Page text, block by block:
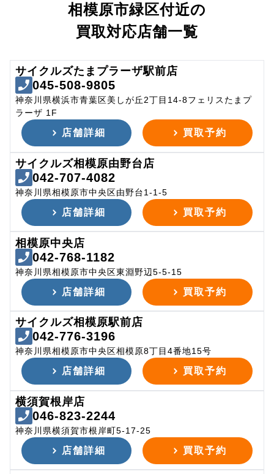
相模原市緑区付近の
買取対応店舗一覧
サイクルズたまプラーザ駅前店
045-508-9805
神奈川県横浜市青葉区美しが丘2丁目14-8フェリスたまプ
ラーザ 1F
店舗詳細 買取予約
サイクルズ相模原由野台店
042-707-4082
神奈川県相模原市中央区由野台1-1-5
店舗詳細 買取予約
相模原中央店
042-768-1182
神奈川県相模原市中央区東淵野辺5-5-15
店舗詳細 買取予約
サイクルズ相模原駅前店
042-776-3196
神奈川県相模原市中央区相模原8丁目4番地15号
店舗詳細 買取予約
横須賀根岸店
046-823-2244
神奈川県横須賀市根岸町5-17-25
店舗詳細 買取予約